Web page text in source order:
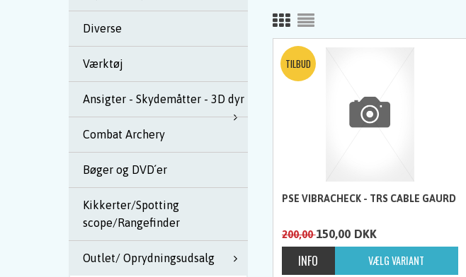
Diverse
Værktøj
Ansigter - Skydemåtter - 3D dyr
Combat Archery
Bøger og DVD´er
Kikkerter/Spotting
scope/Rangefinder
Outlet/ Oprydningsudsalg
PSE VIBRACHECK - TRS CABLE GAURD
200,00150,00 DKK